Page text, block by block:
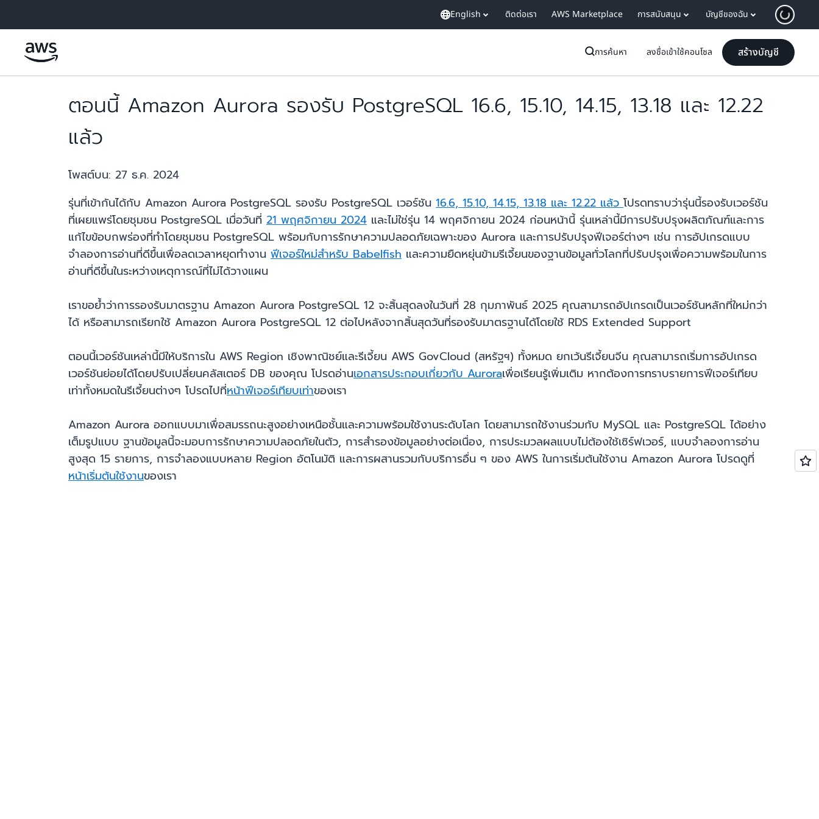
English ติดต่อเรา AWS Marketplace การสนับสนุน บัญชีของฉัน
การค้นหา ลงชื่อเข้าใช้คอนโซล สร้างบัญชี
ตอนนี้ Amazon Aurora รองรับ PostgreSQL 16.6, 15.10, 14.15, 13.18 และ 12.22
แล้ว
โพสต์บน: 27 ธ.ค. 2024
รุ่นที่เข้ากันได้กับ Amazon Aurora PostgreSQL รองรับ PostgreSQL เวอร์ชัน 16.6, 15.10, 14.15, 13.18 และ 12.22 แล้วโปรดทราบว่ารุ่นนี้รองรับเวอร์ชัน
ที่เผยแพร่โดยชุมชน PostgreSQL เมื่อวันที่ 21 พฤศจิกายน 2024 และไม่ใช่รุ่น 14 พฤศจิกายน 2024 ก่อนหน้านี้ รุ่นเหล่านี้มีการปรับปรุงผลิตภัณฑ์และการ
แก้ไขข้อบกพร่องที่ทำโดยชุมชน PostgreSQL พร้อมกับการรักษาความปลอดภัยเฉพาะของ Aurora และการปรับปรุงฟีเจอร์ต่างๆ เช่น การอัปเกรดแบบ
จำลองการอ่านที่ดีขึ้นเพื่อลดเวลาหยุดทำงาน ฟีเจอร์ใหม่สำหรับ Babelfish และความยืดหยุ่นข้ามรีเจี้ยนของฐานข้อมูลทั่วโลกที่ปรับปรุงเพื่อความพร้อมในการ
อ่านที่ดีขึ้นในระหว่างเหตุการณ์ที่ไม่ได้วางแผน
เราขอย้ำว่าการรองรับมาตรฐาน Amazon Aurora PostgreSQL 12 จะสิ้นสุดลงในวันที่ 28 กุมภาพันธ์ 2025 คุณสามารถอัปเกรดเป็นเวอร์ชันหลักที่ใหม่กว่า
ได้ หรือสามารถเรียกใช้ Amazon Aurora PostgreSQL 12 ต่อไปหลังจากสิ้นสุดวันที่รองรับมาตรฐานได้โดยใช้ RDS Extended Support
ตอนนี้เวอร์ชันเหล่านี้มีให้บริการใน AWS Region เชิงพาณิชย์และรีเจี้ยน AWS GovCloud (สหรัฐฯ) ทั้งหมด ยกเว้นรีเจี้ยนจีน คุณสามารถเริ่มการอัปเกรด
เวอร์ชันย่อยได้โดยปรับเปลี่ยนคลัสเตอร์ DB ของคุณ โปรดอ่านเอกสารประกอบเกี่ยวกับ Auroraเพื่อเรียนรู้เพิ่มเติม หากต้องการทราบรายการฟีเจอร์เทียบ
เท่าทั้งหมดในรีเจี้ยนต่างๆ โปรดไปที่หน้าฟีเจอร์เทียบเท่าของเรา
Amazon Aurora ออกแบบมาเพื่อสมรรถนะสูงอย่างเหนือชั้นและความพร้อมใช้งานระดับโลก โดยสามารถใช้งานร่วมกับ MySQL และ PostgreSQL ได้อย่าง
เต็มรูปแบบ ฐานข้อมูลนี้จะมอบการรักษาความปลอดภัยในตัว, การสำรองข้อมูลอย่างต่อเนื่อง, การประมวลผลแบบไม่ต้องใช้เซิร์ฟเวอร์, แบบจำลองการอ่าน
สูงสุด 15 รายการ, การจำลองแบบหลาย Region อัตโนมัติ และการผสานรวมกับบริการอื่น ๆ ของ AWS ในการเริ่มต้นใช้งาน Amazon Aurora โปรดดูที่
หน้าเริ่มต้นใช้งานของเรา